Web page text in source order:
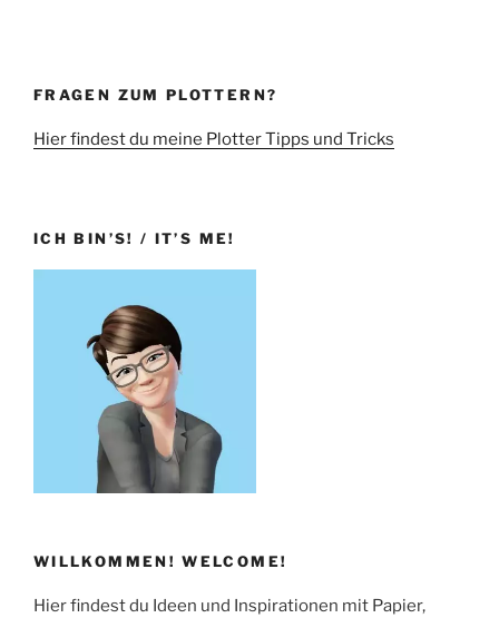
FRAGEN ZUM PLOTTERN?
Hier findest du meine Plotter Tipps und Tricks
ICH BIN’S! / IT’S ME!
WILLKOMMEN! WELCOME!
Hier findest du Ideen und Inspirationen mit Papier,